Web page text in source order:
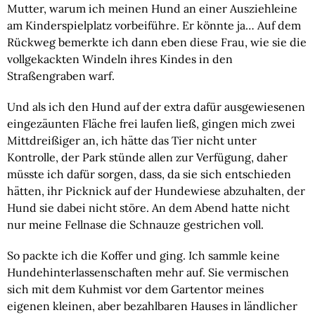
Mutter, warum ich meinen Hund an einer Ausziehleine
am Kinderspielplatz vorbeiführe. Er könnte ja… Auf dem
Rückweg bemerkte ich dann eben diese Frau, wie sie die
vollgekackten Windeln ihres Kindes in den
Straßengraben warf.
Und als ich den Hund auf der extra dafür ausgewiesenen
eingezäunten Fläche frei laufen ließ, gingen mich zwei
Mittdreißiger an, ich hätte das Tier nicht unter
Kontrolle, der Park stünde allen zur Verfügung, daher
müsste ich dafür sorgen, dass, da sie sich entschieden
hätten, ihr Picknick auf der Hundewiese abzuhalten, der
Hund sie dabei nicht störe. An dem Abend hatte nicht
nur meine Fellnase die Schnauze gestrichen voll.
So packte ich die Koffer und ging. Ich sammle keine
Hundehinterlassenschaften mehr auf. Sie vermischen
sich mit dem Kuhmist vor dem Gartentor meines
eigenen kleinen, aber bezahlbaren Hauses in ländlicher